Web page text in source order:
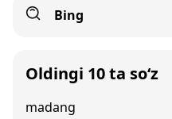
Bing
Oldingi 10 ta so‘z
madang